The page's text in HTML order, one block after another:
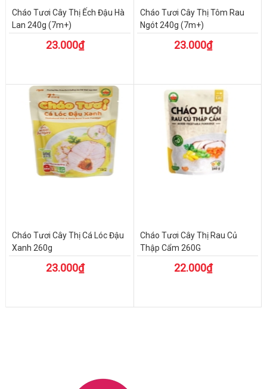
Cháo Tươi Cây Thị Ếch Đậu Hà
Lan 240g (7m+)
23.000₫
Cháo Tươi Cây Thị Tôm Rau
Ngót 240g (7m+)
23.000₫
Cháo Tươi Cây Thị Cá Lóc Đậu
Xanh 260g
23.000₫
Cháo Tươi Cây Thị Rau Củ
Thập Cẩm 260G
22.000₫